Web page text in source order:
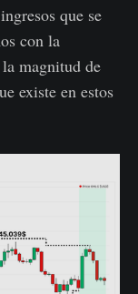
que se
con la
magnitud de
existe en estos